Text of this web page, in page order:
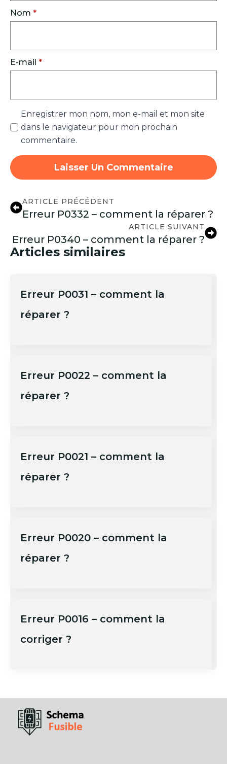
Nom *
E-mail *
Enregistrer mon nom, mon e-mail et mon site
dans le navigateur pour mon prochain
commentaire.
ARTICLE PRÉCÉDENT
Erreur P0332 – comment la réparer ?
ARTICLE SUIVANT
Erreur P0340 – comment la réparer ?
Articles similaires
Erreur P0031 – comment la
réparer ?
Erreur P0022 – comment la
réparer ?
Erreur P0021 – comment la
réparer ?
Erreur P0020 – comment la
réparer ?
Erreur P0016 – comment la
corriger ?